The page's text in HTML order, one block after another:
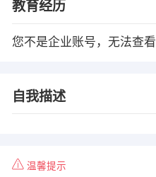
教育经历
您不是企业账号，无法查看
自我描述
温馨提示